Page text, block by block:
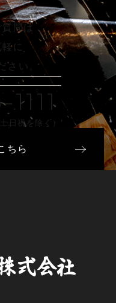
問は
に
さい。
日祝を除く）
ちら